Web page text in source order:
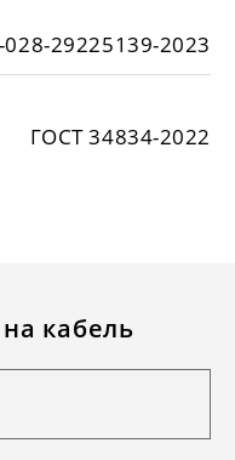
29225139-2023
ГОСТ 34834-2022
кабель